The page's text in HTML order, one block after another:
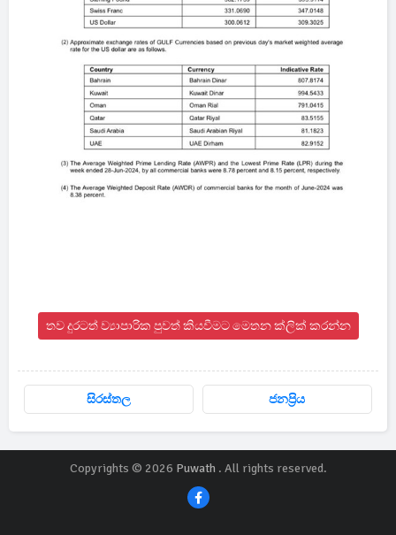
තව දුරටත් ව්‍යාපාරික පුවත් කියවීමට මෙතන ක්ලික් කරන්න
සිරස්තල ජනප්‍රිය
Copyrights © 2026 Puwath. All rights reserved.